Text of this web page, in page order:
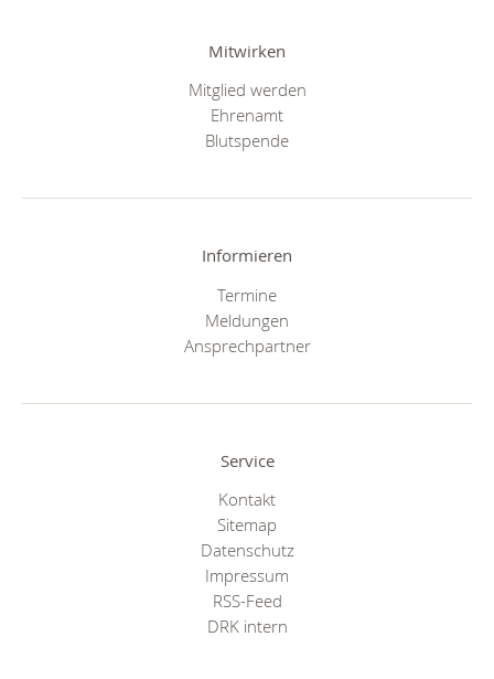
Mitwirken
Mitglied werden
Ehrenamt
Blutspende
Informieren
Termine
Meldungen
Ansprechpartner
Service
Kontakt
Sitemap
Datenschutz
Impressum
RSS-Feed
DRK intern